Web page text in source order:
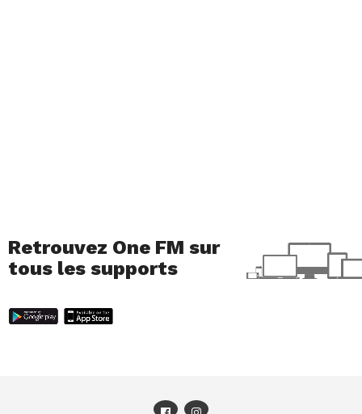
Retrouvez One FM sur
tous les supports